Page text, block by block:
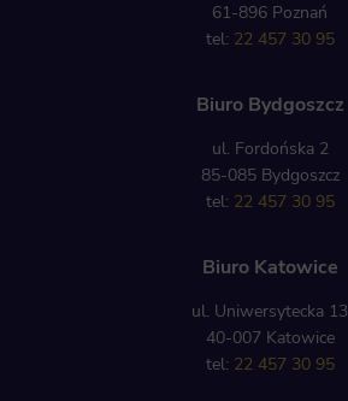
61-896 Poznań
tel: 22 457 30 95
Biuro Bydgoszcz
ul. Fordońska 2
85-085 Bydgoszcz
tel: 22 457 30 95
Biuro Katowice
ul. Uniwersytecka 13
40-007 Katowice
tel: 22 457 30 95